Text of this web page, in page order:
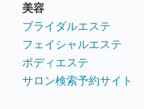
美容
ブライダルエステ
フェイシャルエステ
ボディエステ
サロン検索予約サイト